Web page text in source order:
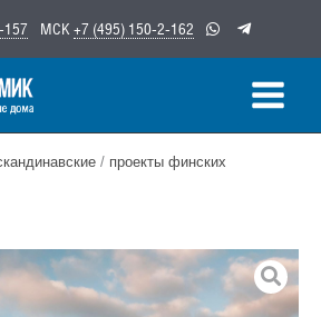
157 МСК +7 (495) 150-2-162
/ проекты финских